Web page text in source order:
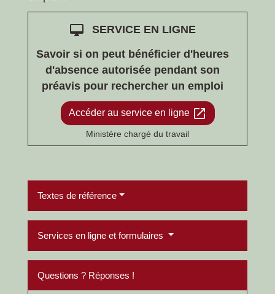
desktop_mac
SERVICE EN LIGNE
Savoir si on peut bénéficier d'heures
d'absence autorisée pendant son
préavis pour rechercher un emploi
Accéder au service en ligne open_in_new
Ministère chargé du travail
Textes de référence
Services en ligne et formulaires
Questions ? Réponses !